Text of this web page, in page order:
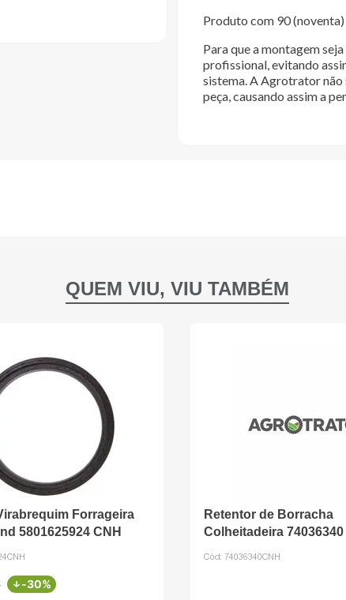
Produto com 90
Para que a montagem
profissional, evitando
sistema. A Agrotrator não
peça, causando assim a
Forrageira
5801625924 CNH
-30%
Retentor de Borracha
Colheitadeira 74036340
Cód: 74036340CNH